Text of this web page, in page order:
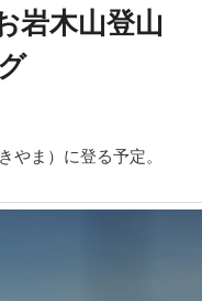
岩木山登山
ま）に登る予定。